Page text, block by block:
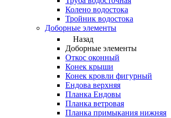
Колено водостока
Тройник водостока
Доборные элементы
Назад
Доборные элементы
Откос оконный
Конек крыши
Конек кровли фигурный
Ендова верхняя
Планка Ендовы
Планка ветровая
Планка примыкания нижняя